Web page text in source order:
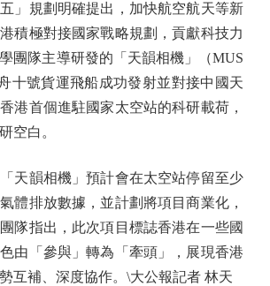
規劃明確提出，加快航空航天等新
積極對接國家戰略規劃，貢獻科技力
團隊主導研發的「天韻相機」（MUS
十號貨運飛船成功發射並對接中國天
港首個進駐國家太空站的科研載荷，
空白。
韻相機」預計會在太空站停留至少
體排放數據，並計劃將項目商業化，
隊指出，此次項目標誌香港在一些國
由「參與」轉為「牽頭」，展現香港
互補、深度協作。\大公報記者 林天